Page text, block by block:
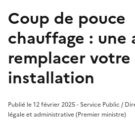
Coup de pouce
chauffage : une
remplacer votre
installation
Publié le 12 février 2025 - Service Public /
légale et administrative (Premier ministre)